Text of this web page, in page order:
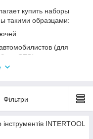
купить наборы
такими образцами:
(для
СТО).
инструмента в
сплава, в
головок) и
Фільтри
INTERTOOL